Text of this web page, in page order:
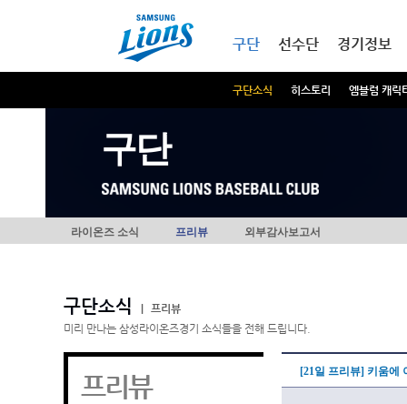
구단
구단소식 히스토리 엠블럼 캐릭
선수단 경기정보
구단
라이온즈 소식 프리뷰 외부감사보고서
구단소식
프리뷰
미리 만나는 삼성라이온즈경기 소식들을 전해 드립니다.
프리뷰 [21일 프리뷰] 키움에